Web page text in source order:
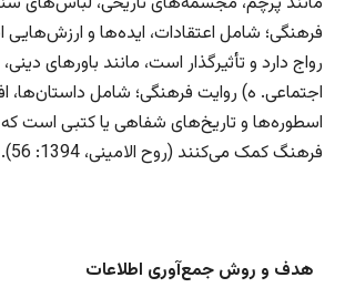
فرهنگی؛ شامل اعتقادات، ایده‌ها و
رواج دارد و تأثیرگذار است، مانند باورهای
اجتماعی. ه) روایت فرهنگی؛ شامل داستان‌ها،
اسطوره‌ها و تاریخ‌های شفاهی یا کتبی است
فرهنگ کمک می‌کنند (روح الامینی، 1394: 56).
هدف و ‌روش جمع‌آوری اطلاعات